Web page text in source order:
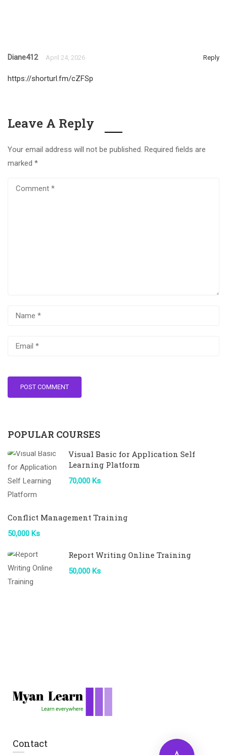
Diane412 April 24, 2026 Reply
https://shorturl.fm/cZFSp
Leave A Reply
Your email address will not be published. Required fields are
marked *
POPULAR COURSES
Visual Basic for Application Self
Learning Platform
70,000 Ks
Conflict Management Training
50,000 Ks
Report Writing Online Training
50,000 Ks
Contact